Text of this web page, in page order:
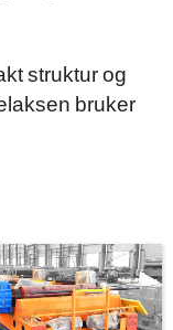
struktur og
bruker